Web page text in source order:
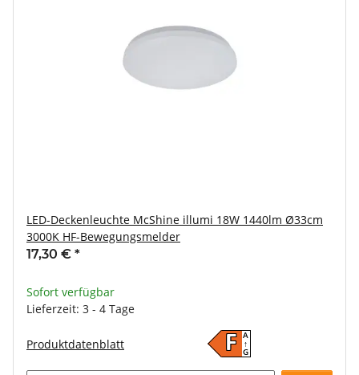
LED-Deckenleuchte McShine illumi 18W 1440lm Ø33cm
3000K HF-Bewegungsmelder
17,30 € *
Sofort verfügbar
Lieferzeit: 3 - 4 Tage
Produktdatenblatt F A
↑
G